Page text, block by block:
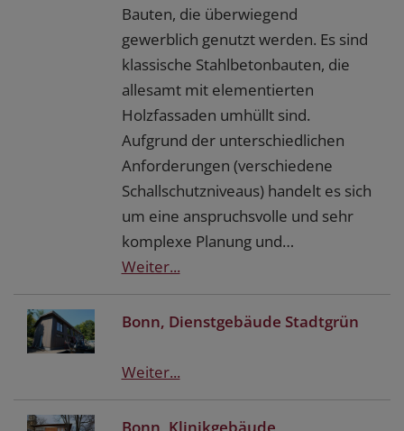
Bauten, die überwiegend
gewerblich genutzt werden. Es sind
klassische Stahlbetonbauten, die
allesamt mit elementierten
Holzfassaden umhüllt sind.
Aufgrund der unterschiedlichen
Anforderungen (verschiedene
Schallschutzniveaus) handelt es sich
um eine anspruchsvolle und sehr
komplexe Planung und…
Weiter...
Bonn, Dienstgebäude Stadtgrün
Weiter...
Bonn, Klinikgebäude